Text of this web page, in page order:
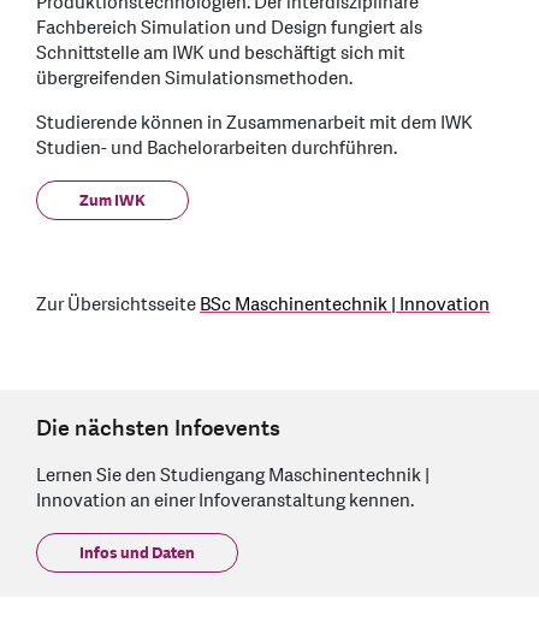
Fachbereich Simulation und Design fungiert als
Schnittstelle am IWK und beschäftigt sich mit
übergreifenden Simulationsmethoden.
Studierende können in Zusammenarbeit mit dem IWK
Studien- und Bachelorarbeiten durchführen.
Zum IWK
Zur ÜbersichtsseiteBSc Maschinentechnik | Innovation
Die nächsten Infoevents
Lernen Sie den Studiengang Maschinentechnik |
Innovation an einer Infoveranstaltung kennen.
Infos und Daten